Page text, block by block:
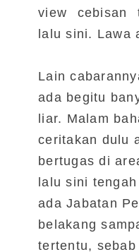
view cebisan
lalu sini. Lawa
Lain
ada begitu
liar. Malam
ceritakan dulu
bertugas di
lalu sini
ada Jabatan
belakang
tertentu,